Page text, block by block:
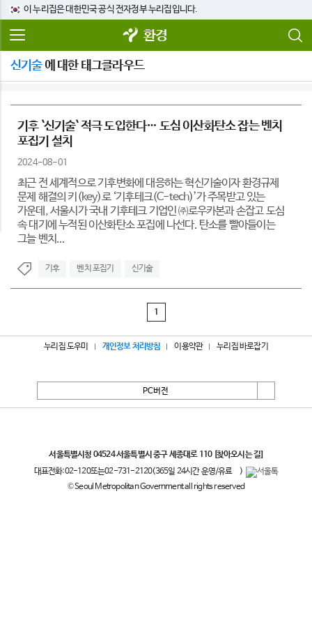
이 누리집은 대한민국 공식 전자정부 누리집입니다.
환경
신기술에 대한 태그클라우드
기후 `신기술` 적극 도입한다… 도심 이산화탄소 잡는 벤치
포집기 설치
2024-08-01
최근 전 세계적으로 기후변화에 대응하는 혁신기술이자 환경규제
문제 해결의 키(key)로 ‘기후테크(C-tech)’가 주목받고 있는
가운데, 서울시가 국내 기후테크 기업인 ㈜로우카본과 손잡고 도심
속 대기에 누적된 이산화탄소 포집에 나선다. 탄소를 빨아들이는
그늘 벤치...
기후 벤치 포집기 신기술
1
누리집 도우미 개인정보 처리방침 이용약관 누리집 바로잡기
PC버전
서울특별시청 04524 서울특별시 중구 세종대로 110 [찾아오시는 길]
대표전화:02-120또는02-731-2120(365일 24시간 운영/유료
)
© Seoul Metropolitan Government all rights reserved